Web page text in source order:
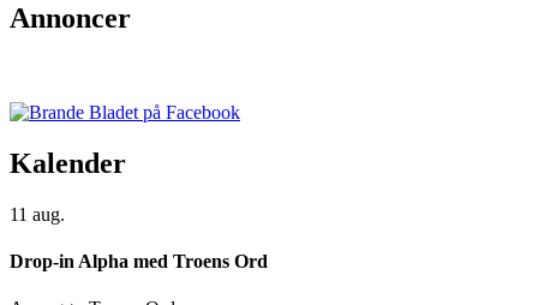
Annoncer
Kalender
11 aug.
Drop-in Alpha med Troens Ord